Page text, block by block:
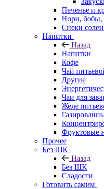
Печенье и
Нори, бобы,
Снеки
Напитки
Назад
Напитки
Кофе
Чай
Другие
Чаи для
Желе
Фруктовые
Прочее
Без ШК
Назад
Без ШК
Сладости
Готовить самим